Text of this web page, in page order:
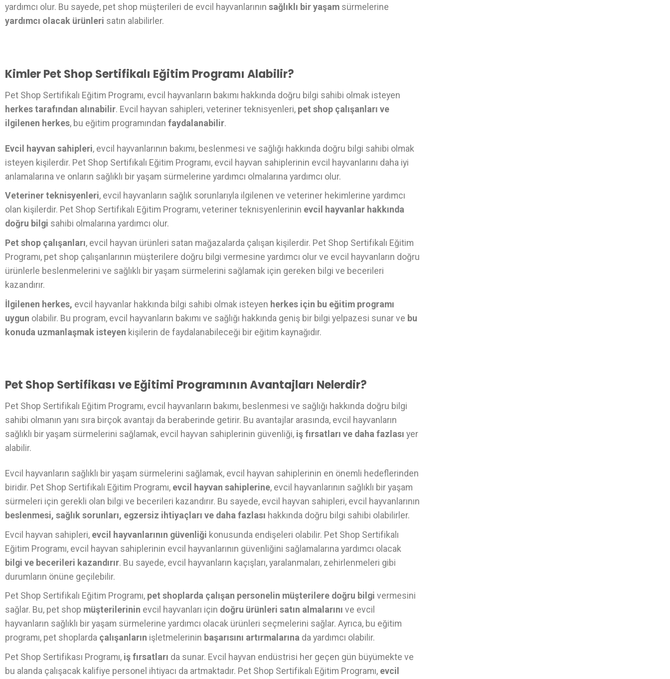
yardımcı olur. Bu sayede, pet shop müşterileri de evcil hayvanlarının sağlıklı bir yaşam sürmelerine
yardımcı olacak ürünleri satın alabilirler.
Kimler Pet Shop Sertifikalı Eğitim Programı Alabilir?
Pet Shop Sertifikalı Eğitim Programı, evcil hayvanların bakımı hakkında doğru bilgi sahibi olmak isteyen
herkes tarafından alınabilir. Evcil hayvan sahipleri, veteriner teknisyenleri, pet shop çalışanları ve
ilgilenen herkes, bu eğitim programından faydalanabilir.
Evcil hayvan sahipleri, evcil hayvanlarının bakımı, beslenmesi ve sağlığı hakkında doğru bilgi sahibi olmak
isteyen kişilerdir. Pet Shop Sertifikalı Eğitim Programı, evcil hayvan sahiplerinin evcil hayvanlarını daha iyi
anlamalarına ve onların sağlıklı bir yaşam sürmelerine yardımcı olmalarına yardımcı olur.
Veteriner teknisyenleri, evcil hayvanların sağlık sorunlarıyla ilgilenen ve veteriner hekimlerine yardımcı
olan kişilerdir. Pet Shop Sertifikalı Eğitim Programı, veteriner teknisyenlerinin evcil hayvanlar hakkında
doğru bilgi sahibi olmalarına yardımcı olur.
Pet shop çalışanları, evcil hayvan ürünleri satan mağazalarda çalışan kişilerdir. Pet Shop Sertifikalı Eğitim
Programı, pet shop çalışanlarının müşterilere doğru bilgi vermesine yardımcı olur ve evcil hayvanların doğru
ürünlerle beslenmelerini ve sağlıklı bir yaşam sürmelerini sağlamak için gereken bilgi ve becerileri
kazandırır.
İlgilenen herkes, evcil hayvanlar hakkında bilgi sahibi olmak isteyen herkes için bu eğitim programı
uygun olabilir. Bu program, evcil hayvanların bakımı ve sağlığı hakkında geniş bir bilgi yelpazesi sunar ve bu
konuda uzmanlaşmak isteyen kişilerin de faydalanabileceği bir eğitim kaynağıdır.
Pet Shop Sertifikası ve Eğitimi Programının Avantajları Nelerdir?
Pet Shop Sertifikalı Eğitim Programı, evcil hayvanların bakımı, beslenmesi ve sağlığı hakkında doğru bilgi
sahibi olmanın yanı sıra birçok avantajı da beraberinde getirir. Bu avantajlar arasında, evcil hayvanların
sağlıklı bir yaşam sürmelerini sağlamak, evcil hayvan sahiplerinin güvenliği, iş fırsatları ve daha fazlası yer
alabilir.
Evcil hayvanların sağlıklı bir yaşam sürmelerini sağlamak, evcil hayvan sahiplerinin en önemli hedeflerinden
biridir. Pet Shop Sertifikalı Eğitim Programı, evcil hayvan sahiplerine, evcil hayvanlarının sağlıklı bir yaşam
sürmeleri için gerekli olan bilgi ve becerileri kazandırır. Bu sayede, evcil hayvan sahipleri, evcil hayvanlarının
beslenmesi, sağlık sorunları, egzersiz ihtiyaçları ve daha fazlası hakkında doğru bilgi sahibi olabilirler.
Evcil hayvan sahipleri, evcil hayvanlarının güvenliği konusunda endişeleri olabilir. Pet Shop Sertifikalı
Eğitim Programı, evcil hayvan sahiplerinin evcil hayvanlarının güvenliğini sağlamalarına yardımcı olacak
bilgi ve becerileri kazandırır. Bu sayede, evcil hayvanların kaçışları, yaralanmaları, zehirlenmeleri gibi
durumların önüne geçilebilir.
Pet Shop Sertifikalı Eğitim Programı, pet shoplarda çalışan personelin müşterilere doğru bilgi vermesini
sağlar. Bu, pet shop müşterilerinin evcil hayvanları için doğru ürünleri satın almalarını ve evcil
hayvanların sağlıklı bir yaşam sürmelerine yardımcı olacak ürünleri seçmelerini sağlar. Ayrıca, bu eğitim
programı, pet shoplarda çalışanların işletmelerinin başarısını artırmalarına da yardımcı olabilir.
Pet Shop Sertifikası Programı, iş fırsatları da sunar. Evcil hayvan endüstrisi her geçen gün büyümekte ve
bu alanda çalışacak kalifiye personel ihtiyacı da artmaktadır. Pet Shop Sertifikalı Eğitim Programı, evcil